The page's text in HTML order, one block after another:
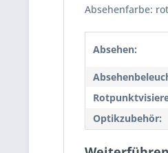
Absehenfarbe: rot
Absehen:
Optikzubehör: